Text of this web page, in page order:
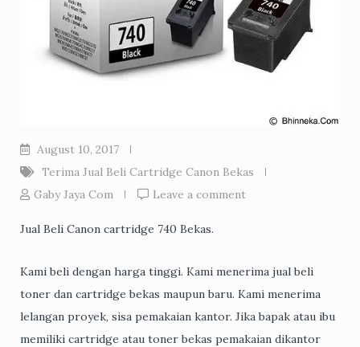
August 10, 2017
Terima Jual Beli Cartridge Canon Bekas
Gaby Jaya Com
Leave a comment
Jual Beli Canon cartridge 740 Bekas.
Kami beli dengan harga tinggi. Kami menerima jual beli
toner dan cartridge bekas maupun baru. Kami menerima
lelangan proyek, sisa pemakaian kantor. Jika bapak atau ibu
memiliki cartridge atau toner bekas pemakaian dikantor